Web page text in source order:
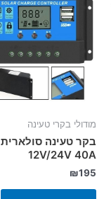
מודולי בקרי טעינה
בקר טעינה סולארית
12V/24V 40A
₪195